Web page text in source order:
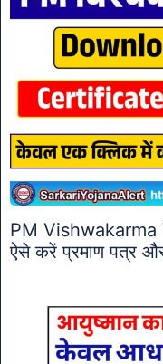
PM
ऐसे करें प्रमाण पत्र